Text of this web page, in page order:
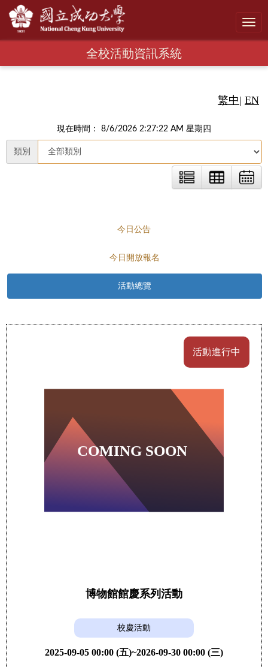
全校活動資訊系統
繁中| EN
現在時間： 8/6/2026 2:27:23 AM 星期四
類別
今日公告
今日開放報名
活動總覽
活動進行中
博物館館慶系列活動
校慶活動
2025-09-05 00:00 (五)~2026-09-30 00:00 (三)